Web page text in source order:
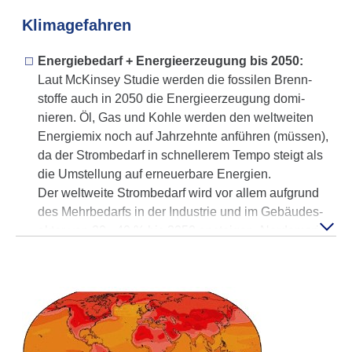
Klima­ge­fahren
Energiebedarf + Energieerzeugung bis 2050:
Laut McKinsey Studie werden die fossilen Brenn­
stoffe auch in 2050 die Energie­er­zeu­gung domi­
nieren. Öl, Gas und Kohle werden den weltweiten
Energie­mix noch auf Jahr­zehnte anführen (müssen),
da der Strom­bedarf in schnel­lerem Tempo steigt als
die Umstel­lung auf erneu­er­bare Energien.
Der weltweite Strombedarf wird vor allem aufgrund
des Mehr­bedarfs in der Industrie und im Gebäudes­
ektor von 20 - 40 % bis 2050 ansteigen. Nord­ameri­
55 % des welt­weiten Energie­verbrauchs aus­machen
werden. Das ist zwar weniger als die heutigen 64 %,
aber höher als frühere Prog­nosen.